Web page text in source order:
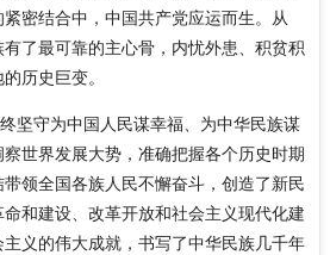
密结合中，中国共产党应运而生。从
了最可靠的主心骨，内忧外患、积贫积
历史巨变。
坚守为中国人民谋幸福、为中华民族谋
世界发展大势，准确把握各个历史时期
领全国各族人民不懈奋斗，创造了新民
和建设、改革开放和社会主义现代化建
义的伟大成就，书写了中华民族几千年